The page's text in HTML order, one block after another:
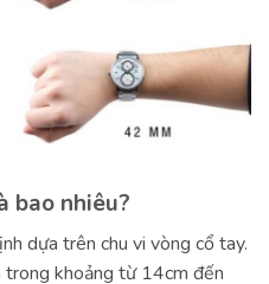
bao nhiêu?
dựa trên chu vi vòng cổ tay.
trong khoảng từ 14cm đến